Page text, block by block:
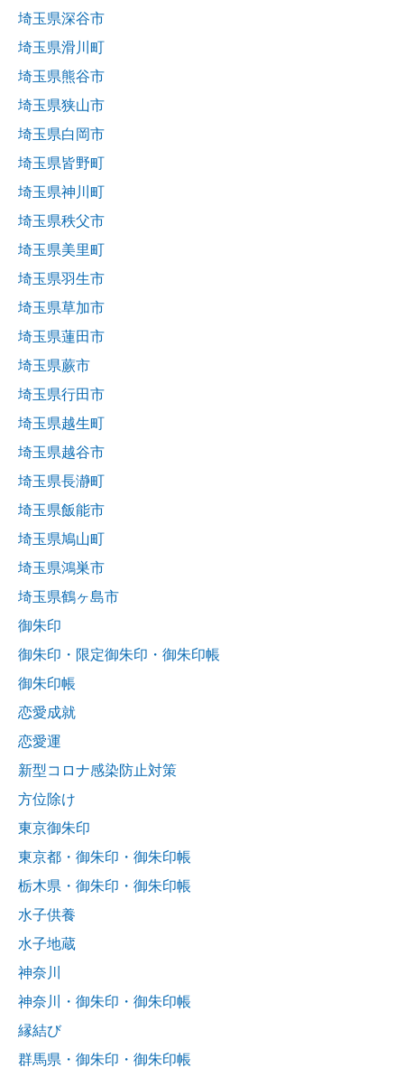
埼玉県深谷市
埼玉県滑川町
埼玉県熊谷市
埼玉県狭山市
埼玉県白岡市
埼玉県皆野町
埼玉県神川町
埼玉県秩父市
埼玉県美里町
埼玉県羽生市
埼玉県草加市
埼玉県蓮田市
埼玉県蕨市
埼玉県行田市
埼玉県越生町
埼玉県越谷市
埼玉県長瀞町
埼玉県飯能市
埼玉県鳩山町
埼玉県鴻巣市
埼玉県鶴ヶ島市
御朱印
御朱印・限定御朱印・御朱印帳
御朱印帳
恋愛成就
恋愛運
新型コロナ感染防止対策
方位除け
東京御朱印
東京都・御朱印・御朱印帳
栃木県・御朱印・御朱印帳
水子供養
水子地蔵
神奈川
神奈川・御朱印・御朱印帳
縁結び
群馬県・御朱印・御朱印帳